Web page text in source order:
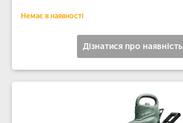
Немає в наявності
Дізнатися про наявність